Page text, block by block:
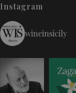
Instagram
wineinsicily